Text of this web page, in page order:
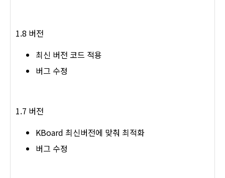
1.8 버전
최신 버전 코드 적용
버그 수정
1.7 버전
KBoard 최신버전에 맞춰 최적화
버그 수정